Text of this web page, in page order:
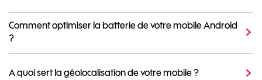
Comment optimiser la batterie de votre mobile Android
?
A quoi sert la géolocalisation de votre mobile ?